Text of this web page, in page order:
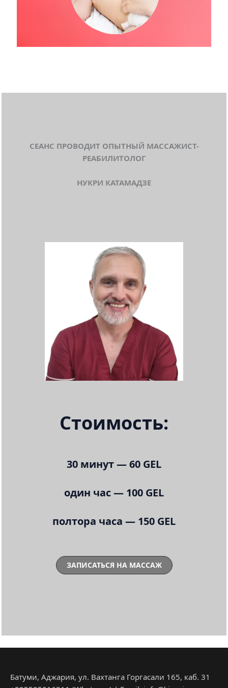
СЕАНС ПРОВОДИТ ОПЫТНЫЙ МАССАЖИСТ-
РЕАБИЛИТОЛОГ
НУКРИ КАТАМАДЗЕ
Стоимость:
30 минут — 60 GEL
один час — 100 GEL
полтора часа — 150 GEL
ЗАПИСАТЬСЯ НА МАССАЖ
Батуми, Аджария, ул. Вахтанга Горгасали 165, каб. 31